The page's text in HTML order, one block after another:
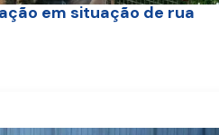
em situação de rua